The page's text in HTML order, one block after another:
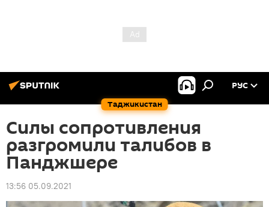
Таджикистан
РУС
Силы сопротивления
разгромили талибов в
Панджшере
13:56 05.09.2021